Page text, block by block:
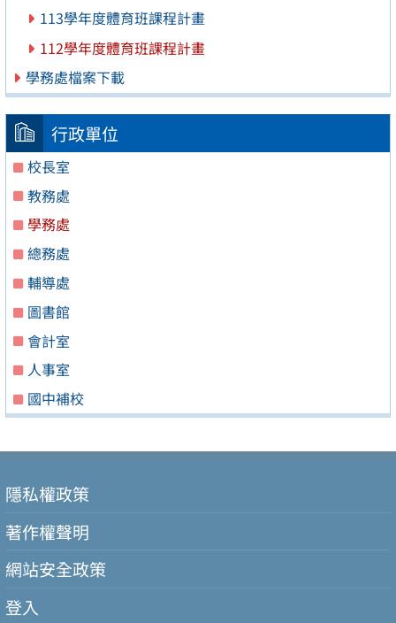
113學年度體育班課程計畫
112學年度體育班課程計畫
學務處檔案下載
行政單位
校長室
教務處
學務處
總務處
輔導處
圖書館
會計室
人事室
國中補校
隱私權政策
著作權聲明
網站安全政策
登入